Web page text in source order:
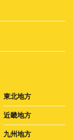
東北地方
近畿地方
九州地方